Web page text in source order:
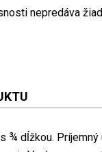
nepredáva
¾ dĺžkou.